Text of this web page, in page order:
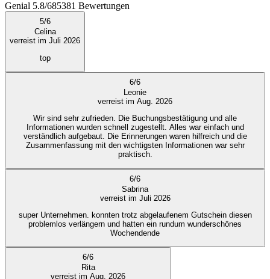
Genial 5.8/685381 Bewertungen
5/6
Celina
verreist im Juli 2026
top
6/6
Leonie
verreist im Aug. 2026
Wir sind sehr zufrieden. Die Buchungsbestätigung und alle
Informationen wurden schnell zugestellt. Alles war einfach und
verständlich aufgebaut. Die Erinnerungen waren hilfreich und die
Zusammenfassung mit den wichtigsten Informationen war sehr
praktisch.
6/6
Sabrina
verreist im Juli 2026
super Unternehmen. konnten trotz abgelaufenem Gutschein diesen
problemlos verlängern und hatten ein rundum wunderschönes
Wochendende
6/6
Rita
verreist im Aug. 2026